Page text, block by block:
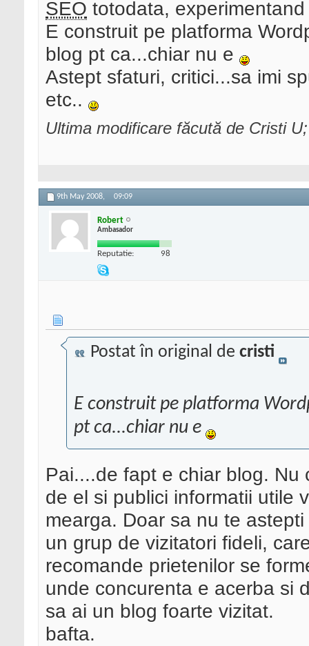
SEO totodata,
E construit pe platforma
blog pt ca...chiar nu e
Astept sfaturi, critici...sa imi
etc..
Ultima modificare făcută de Cristi
9th May 2008, 09:09
Robert
Ambasador
Reputatie: 98
Postat în original de cristi
E construit pe platforma
pt ca...chiar nu e
Pai....de fapt e chiar blog.
de el si publici informatii utile
mearga. Doar sa nu te
un grup de vizitatori fideli,
recomande prietenilor se
unde concurenta e acerba si
sa ai un blog foarte vizitat.
bafta.